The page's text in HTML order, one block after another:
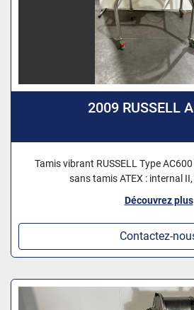
2009 RUSSELL
Tamis vibrant RUSSELL Type
sans tamis ATEX : internal II,
Découvrez plus
Contactez-